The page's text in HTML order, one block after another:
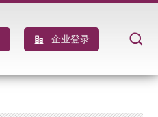
企业登录